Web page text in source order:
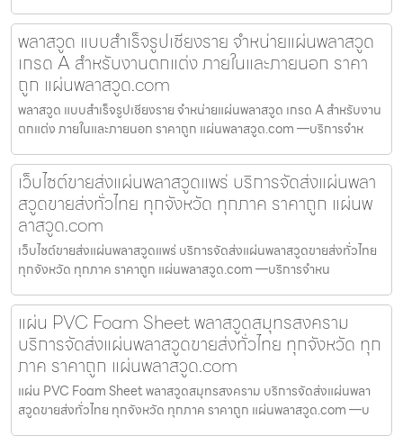
พลาสวูด แบบสำเร็จรูปเชียงราย จำหน่ายแผ่นพลาสวูด
เกรด A สำหรับงานตกแต่ง ภายในและภายนอก ราคา
ถูก แผ่นพลาสวูด.com
พลาสวูด แบบสำเร็จรูปเชียงราย จำหน่ายแผ่นพลาสวูด เกรด A สำหรับงาน
ตกแต่ง ภายในและภายนอก ราคาถูก แผ่นพลาสวูด.com —บริการจำห
เว็บไซต์ขายส่งแผ่นพลาสวูดแพร่ บริการจัดส่งแผ่นพลา
สวูดขายส่งทั่วไทย ทุกจังหวัด ทุกภาค ราคาถูก แผ่นพ
ลาสวูด.com
เว็บไซต์ขายส่งแผ่นพลาสวูดแพร่ บริการจัดส่งแผ่นพลาสวูดขายส่งทั่วไทย
ทุกจังหวัด ทุกภาค ราคาถูก แผ่นพลาสวูด.com —บริการจำหน
แผ่น PVC Foam Sheet พลาสวูดสมุทรสงคราม
บริการจัดส่งแผ่นพลาสวูดขายส่งทั่วไทย ทุกจังหวัด ทุก
ภาค ราคาถูก แผ่นพลาสวูด.com
แผ่น PVC Foam Sheet พลาสวูดสมุทรสงคราม บริการจัดส่งแผ่นพลา
สวูดขายส่งทั่วไทย ทุกจังหวัด ทุกภาค ราคาถูก แผ่นพลาสวูด.com —บ